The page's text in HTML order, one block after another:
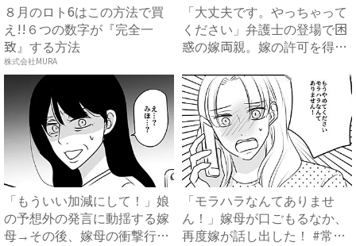
８月のロト6はこの方法で買
え!!６つの数字が『完全一
致』する方法
株式会社MURA
「大丈夫です。やっちゃって
ください」弁護士の登場で困
惑の嫁両親。嫁の許可を得た
「もういい加減にして！」娘
の予想外の発言に動揺する嫁
母→その後、嫁母の衝撃行動
「モラハラなんてありませ
ん！」嫁母が口ごもるなか、
再度嫁が話し出した！ #常識